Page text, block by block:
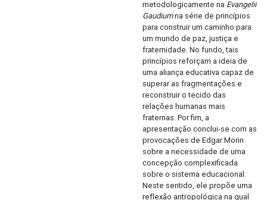
metodologicamente na Evangelii
Gaudiumna série de princípios
para construir um caminho para
um mundo de paz, justiça e
fraternidade. No fundo, tais
princípios reforçam a ideia de
uma aliança educativa capaz de
superar as fragmentações e
reconstruir o tecido das
relações humanas mais
fraternas. Por fim, a
apresentação conclui-se com as
provocações de Edgar Morin
sobre a necessidade de uma
concepção complexificada
sobre o sistema educacional.
Neste sentido, ele propõe uma
reflexão antropológica na qual